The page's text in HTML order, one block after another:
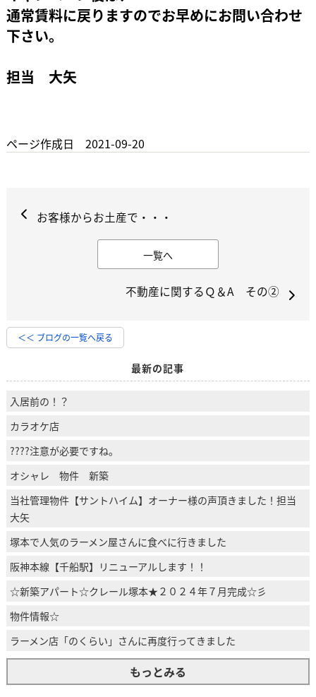
通常賃料に戻りますのでお早めにお問い合わせ
下さい。
担当 大矢
ページ作成日 2021-09-20
お客様からお土産で・・・
一覧へ
不動産に関するＱ＆A その②
＜＜ ブログの一覧へ戻る
最新の記事
入居前の！？
カラオケ店
????注意が必要ですね。
オシャレ 物件 新築
当社管理物件【サントハイム】オーナー様の声頂きました！担当
大矢
塚本で人気のラーメン屋さんに食べに行きました
阪神本線【千船駅】リニューアルします！！
☆新築アパート☆クレール塚本★２０２４年７月完成☆彡
物件情報☆
ラーメン店「のくらい」さんに再度行ってきました
もっとみる